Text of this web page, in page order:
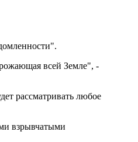
всей Земле", -
рассматривать любое
взрывчатыми